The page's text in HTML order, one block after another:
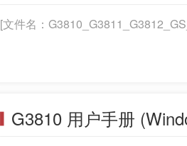
[文件名：
G3810 用户手册